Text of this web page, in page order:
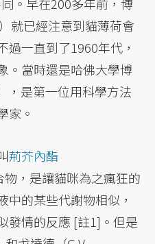
就已經注意到貓薄荷會
過一直到了1960年代，
。當時還是哈佛大學博
，是第一位用科學方法
家。
荊芥內酯
物，是讓貓咪為之瘋狂的
中的某些代謝物相似，
發情的反應 [註1]。但是